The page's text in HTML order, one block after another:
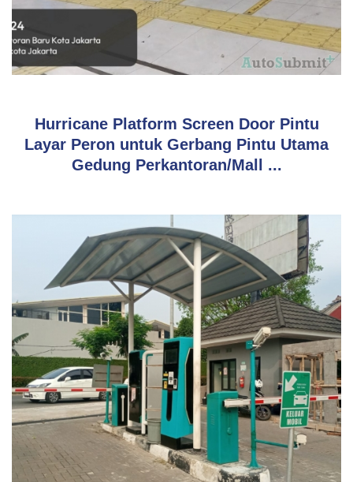
Hurricane Platform Screen Door Pintu
Layar Peron untuk Gerbang Pintu Utama
Gedung Perkantoran/Mall ...